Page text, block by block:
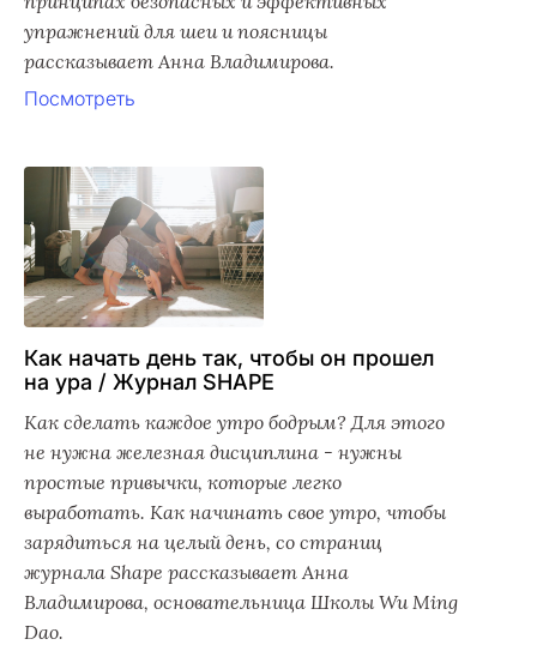
упражнений для шеи и поясницы
рассказывает Анна Владимирова.
Посмотреть
Как начать день так, чтобы он прошел
на ура / Журнал SHAPE
Как сделать каждое утро бодрым? Для этого
не нужна железная дисциплина - нужны
простые привычки, которые легко
выработать. Как начинать свое утро, чтобы
зарядиться на целый день, со страниц
журнала Shape рассказывает Анна
Владимирова, основательница Школы Wu Ming
Dao.